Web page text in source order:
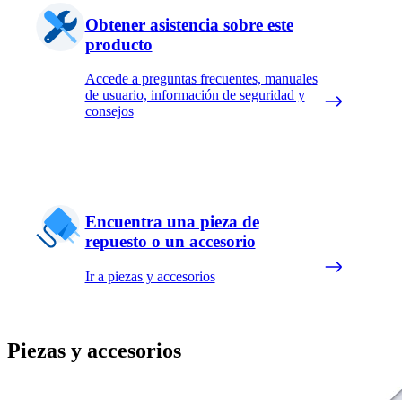
Obtener asistencia sobre este
producto
Accede a preguntas frecuentes, manuales
de usuario, información de seguridad y
consejos
Encuentra una pieza de
repuesto o un accesorio
Ir a piezas y accesorios
Piezas y accesorios